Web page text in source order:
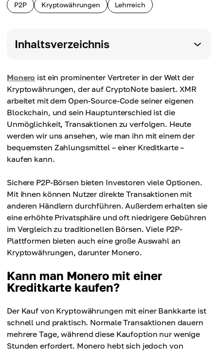
P2P Kryptowährungen Lehrreich
Inhaltsverzeichnis
Monero ist ein prominenter Vertreter in der Welt der
Kryptowährungen, der auf CryptoNote basiert. XMR
arbeitet mit dem Open-Source-Code seiner eigenen
Blockchain, und sein Hauptunterschied ist die
Unmöglichkeit, Transaktionen zu verfolgen. Heute
werden wir uns ansehen, wie man ihn mit einem der
bequemsten Zahlungsmittel – einer Kreditkarte –
kaufen kann.
Sichere P2P-Börsen bieten Investoren viele Optionen.
Mit ihnen können Nutzer direkte Transaktionen mit
anderen Händlern durchführen. Außerdem erhalten sie
eine erhöhte Privatsphäre und oft niedrigere Gebühren
im Vergleich zu traditionellen Börsen. Viele P2P-
Plattformen bieten auch eine große Auswahl an
Kryptowährungen, darunter Monero.
Kann man Monero mit einer
Kreditkarte kaufen?
Der Kauf von Kryptowährungen mit einer Bankkarte ist
schnell und praktisch. Normale Transaktionen dauern
mehrere Tage, während diese Kaufoption nur wenige
Stunden erfordert. Monero hebt sich jedoch von